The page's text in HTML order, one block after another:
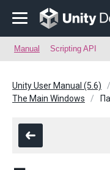
Manual Scripting API
Unity User Manual (5.6)
The Main Windows